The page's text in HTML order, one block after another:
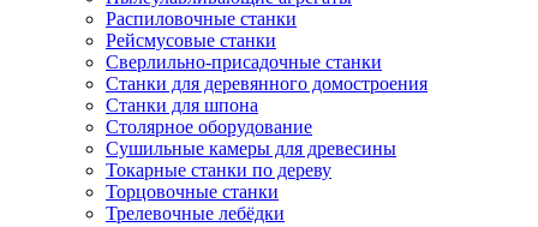
Распиловочные станки
Рейсмусовые станки
Сверлильно-присадочные станки
Станки для деревянного домостроения
Станки для шпона
Столярное оборудование
Сушильные камеры для древесины
Токарные станки по дереву
Торцовочные станки
Трелевочные лебёдки